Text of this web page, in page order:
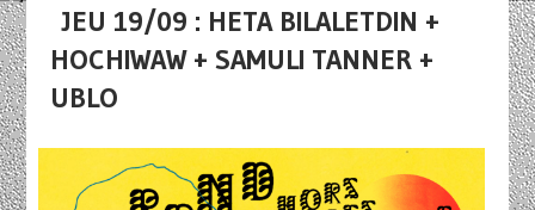
JEU 19/09 : HETA BILALETDIN +
HOCHIWAW + SAMULI TANNER +
UBLO